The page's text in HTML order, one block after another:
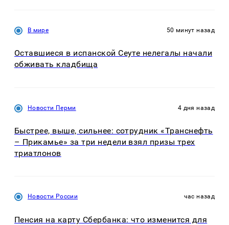
В мире 50 минут назад
Оставшиеся в испанской Сеуте нелегалы начали
обживать кладбища
Новости Перми 4 дня назад
Быстрее, выше, сильнее: сотрудник «Транснефть
– Прикамье» за три недели взял призы трех
триатлонов
Новости России час назад
Пенсия на карту Сбербанка: что изменится для